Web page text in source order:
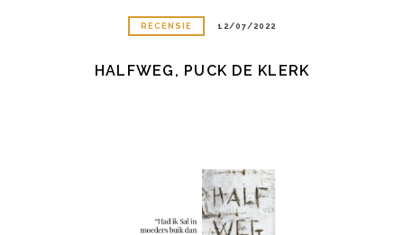
RECENSIE 12/07/2022
HALFWEG, PUCK DE KLERK